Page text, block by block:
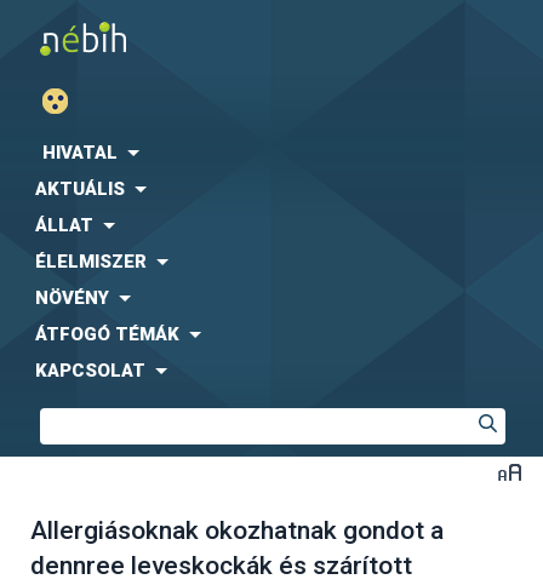
HIVATAL
AKTUÁLIS
ÁLLAT
ÉLELMISZER
NÖVÉNY
ÁTFOGÓ TÉMÁK
KAPCSOLAT
Allergiásoknak okozhatnak gondot a
dennree leveskockák és szárított